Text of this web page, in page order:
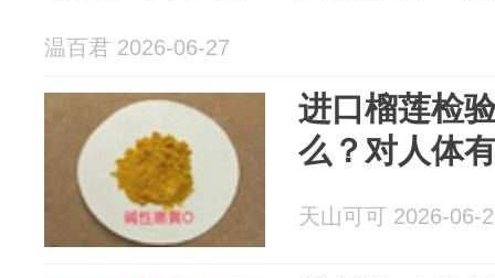
温百君 2026-06-27
进口榴莲检
么？对人体
天山可可 2026-06-